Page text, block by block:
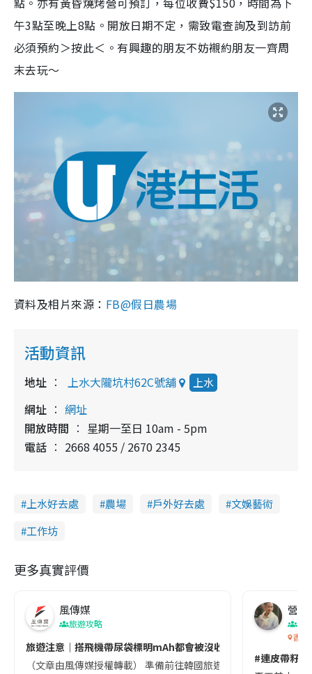
午3點至晚上8點。開放日期不定，需致電查詢及到訪前
必須預約＞按此＜。有興趣的朋友不妨襯約朋友一齊周
末去玩〜
資料及相片來源： FB@假日農場
活動資訊
地址 上水大隴坑村62C號舖 上水
網址
網址
開放時間
星期一至日 10am - 5pm
電話
2668 4055 / 2670 2345
上水好去處 農場 戶外好去處
文娛藝術
工作坊
更多真實評價
風傳媒
旅遊攻略
旅遊注意｜搭飛機帶尿袋標明mAh都會被沒收😱出發前切記檢查
（文章由風傳媒授權轉載） 準備前往韓國旅遊的民眾，近期要
營養
香港
#連皮帶籽